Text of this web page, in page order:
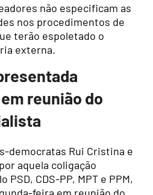
não especificam as
nos procedimentos de
terão espoletado o
externa.
reunião do
democratas Rui Cristina e
aquela coligação
CDS-PP, MPT e PPM,